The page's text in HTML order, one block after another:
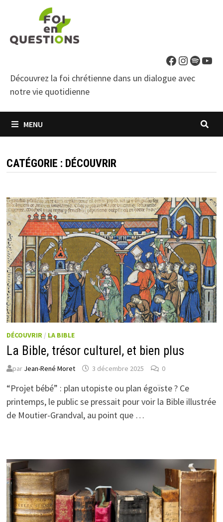
contenu
Facebook
Découvrez la foi chrétienne dans un dialogue avec
notre vie quotidienne
MENU
CATÉGORIE : DÉCOUVRIR
DÉCOUVRIR / LA BIBLE
La Bible, trésor culturel, et bien plus
par Jean-René Moret 3 décembre 2025 0
“Projet bébé” : plan utopiste ou plan égoïste ? Ce
printemps, le public se pressait pour voir la Bible illustrée
de Moutier-Grandval, au point que …